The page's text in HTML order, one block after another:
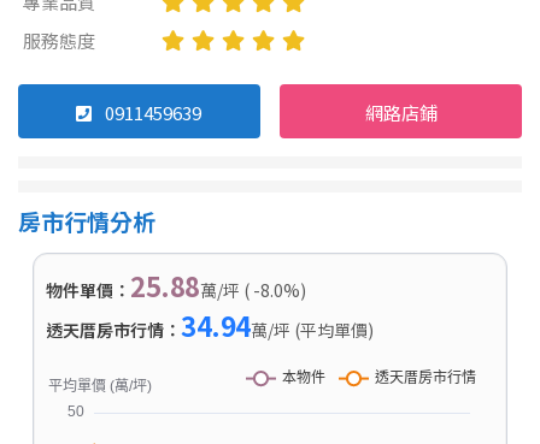
服務態度
0911459639 網路店鋪
房市行情分析
物件單價： 25.88萬/坪 ( -8.0%)
透天厝房市行情： 34.94萬/坪 (平均單價)